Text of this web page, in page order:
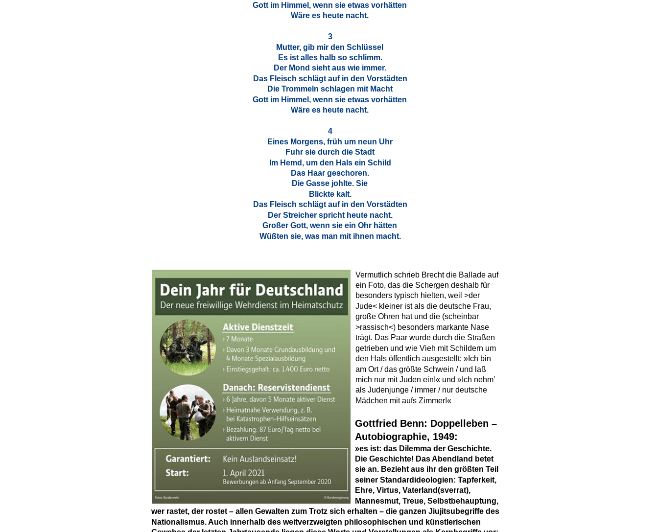
Gottfried Benn: Doppelleben –
Autobiographie, 1949:
»es ist: das Dilemma der Geschichte.
Die Geschichte! Das Abendland betet
sie an. Bezieht aus ihr den größten Teil
seiner Standardideologien: Tapferkeit,
Ehre, Virtus, Vaterland(sverrat),
Mannesmut, Treue, Selbstbehauptung,
wer rastet, der rostet – allen Gewalten zum Trotz sich erhalten – die ganzen Jiujitsubegriffe des
Nationalismus. Auch innerhalb des weitverzweigten philosophischen und künstlerischen
Gott im Himmel, wenn sie etwas vorhätten
Wäre es heute nacht.
3
Mutter, gib mir den Schlüssel
Es ist alles halb so schlimm.
Der Mond sieht aus wie immer.
Das Fleisch schlägt auf in den Vorstädten
Die Trommeln schlagen mit Macht
Gott im Himmel, wenn sie etwas vorhätten
Wäre es heute nacht.
4
Eines Morgens, früh um neun Uhr
Fuhr sie durch die Stadt
Im Hemd, um den Hals ein Schild
Das Haar geschoren.
Die Gasse johlte. Sie
Blickte kalt.
Das Fleisch schlägt auf in den Vorstädten
Der Streicher spricht heute nacht.
Großer Gott, wenn sie ein Ohr hätten
Wüßten sie, was man mit ihnen macht.
Vermutlich schrieb Brecht die Ballade auf
ein Foto, das die Schergen deshalb für
besonders typisch hielten, weil >der
Jude< kleiner ist als die deutsche Frau,
große Ohren hat und die (scheinbar
>rassisch<) besonders markante Nase
trägt. Das Paar wurde durch die Straßen
getrieben und wie Vieh mit Schildern um
den Hals öffentlich ausgestellt: »Ich bin
am Ort / das größte Schwein / und laß
mich nur mit Juden ein!« und »Ich nehm’
als Judenjunge / immer / nur deutsche
Mädchen mit aufs Zimmer!«